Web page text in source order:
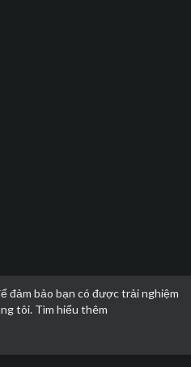
đảm bảo bạn có được trải nghiệm
tôi. Tìm hiểu thêm